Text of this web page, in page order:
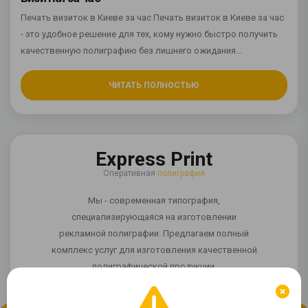
Печать визиток в Киеве за час Печать визиток в Киеве за час
- это удобное решение для тех, кому нужно быстро получить
качественную полиграфию без лишнего ожидания...
ЧИТАТЬ ПОЛНОСТЬЮ
Express Print
Оперативная полиграфия
Мы - современная типография,
специализирующаяся на изготовлении
рекламной полиграфии. Предлагаем полный
комплекс услуг для изготовления качественной
полиграфической продукции.